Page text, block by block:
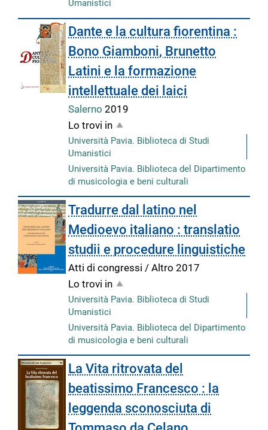
Umanistici
Dante e la cultura fiorentina :
Bono Giamboni, Brunetto
Latini e la formazione
intellettuale dei laici
Salerno2019
Lo trovi in
Università Pavia. Biblioteca di Studi
Umanistici
Università Pavia. Biblioteca del Dipartimento
di musicologia e beni culturali
Tradurre dal latino nel
Medioevo italiano : translatio
studii e procedure linguistiche
Atti di congressi / Altro2017
Lo trovi in
Università Pavia. Biblioteca di Studi
Umanistici
Università Pavia. Biblioteca del Dipartimento
di musicologia e beni culturali
La Vita ritrovata del
beatissimo Francesco : la
leggenda sconosciuta di